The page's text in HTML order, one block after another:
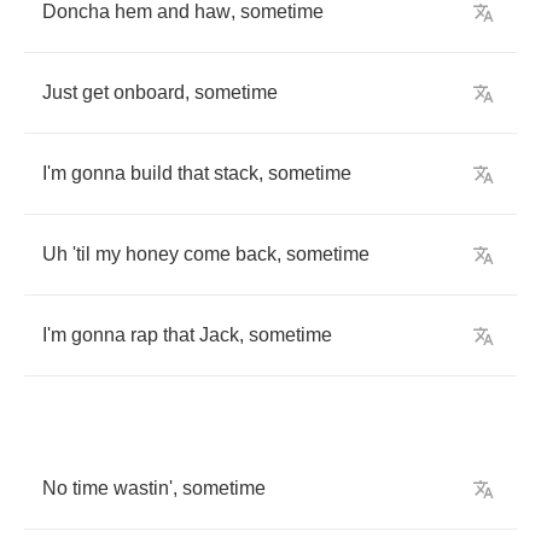
Doncha hem and haw, sometime
Just get onboard, sometime
I'm gonna build that stack, sometime
Uh 'til my honey come back, sometime
I'm gonna rap that Jack, sometime
No time wastin', sometime